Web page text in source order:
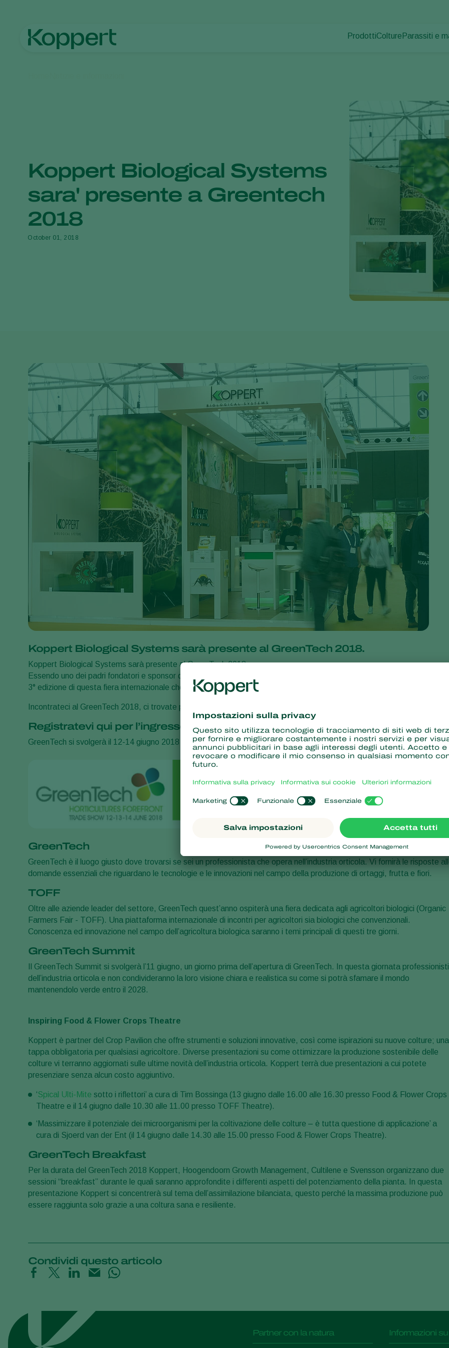
Prodotti
Applicazione
Monitoraggio
Disinfettante, Pulizia &
Ombreggianti e Diffusi
Colture
Seminativi
Parassiti e
Koppert Biological Systems
sara' presente a Greentech
2018
October 01, 2018
Koppert Biological Systems sarà presente al GreenTech 2018.
Koppert Biological Systems sarà presente al GreenTech 2018.
Essendo uno dei padri fondatori e sponsor di GreenTech Amsterdam 2018, Koppert Biological Systems parteciperà alla
3° edizione di questa fiera internazionale che gioca un ruolo di primo piano nel panorama dell’industria orticola.
Incontrateci al GreenTech 2018, ci trovate presso lo stand 240 nella hall 8.
Registratevi qui per l’ingresso gratuito!
GreenTech si svolgerà il 12-14 giugno 2018 presso il centro RAI Amsterdam, Paesi Bassi.
GreenTech
GreenTech è il luogo giusto dove trovarsi se sei un professionista che opera nell’industria orticola. Vi fornirà le risposte
domande essenziali che riguardano le tecnologie e le innovazioni nel campo della produzione di ortaggi, frutta e fiori.
TOFF
Oltre alle aziende leader del settore, GreenTech quest’anno ospiterà una fiera dedicata agli agricoltori biologici (Organic
Farmers Fair - TOFF). Una piattaforma internazionale di incontri per agricoltori sia biologici che convenzionali.
Conoscenza ed innovazione nel campo dell’agricoltura biologica saranno i temi principali di questi tre giorni.
GreenTech Summit
Il GreenTech Summit si svolgerà l’11 giugno, un giorno prima dell’apertura di GreenTech. In questa giornata professionisti
dell’industria orticola e non condivideranno la loro visione chiara e realistica su come si potrà sfamare il mondo
mantenendolo verde entro il 2028.
Inspiring Food & Flower Crops Theatre
Koppert è partner del Crop Pavilion che offre strumenti e soluzioni innovative, così come ispirazioni su nuove colture; una
tappa obbligatoria per qualsiasi agricoltore. Diverse presentazioni su come ottimizzare la produzione sostenibile delle
colture vi terranno aggiornati sulle ultime novità dell’industria orticola. Koppert terrà due presentazioni a cui potete
presenziare senza alcun costo aggiuntivo.
‘Spical Ulti-Mite sotto i riflettori’ a cura di Tim Bossinga (13 giugno dalle 16.00 alle 16.30 presso Food & Flower Crops
Theatre e il 14 giugno dalle 10.30 alle 11.00 presso TOFF Theatre).
‘Massimizzare il potenziale dei microorganismi per la coltivazione delle colture – è tutta questione di applicazione’ a
cura di Sjoerd van der Ent (il 14 giugno dalle 14.30 alle 15.00 presso Food & Flower Crops Theatre).
GreenTech Breakfast
Per la durata del GreenTech 2018 Koppert, Hoogendoorn Growth Management, Cultilene e Svensson organizzano due
sessioni “breakfast” durante le quali saranno approfondite i differenti aspetti del potenziamento della pianta. In questa
presentazione Koppert si concentrerà sul tema dell’assimilazione bilanciata, questo perché la massima produzione può
essere raggiunta solo grazie a una coltura sana e resiliente.
Condividi questo articolo
Partner con la natura Informazioni